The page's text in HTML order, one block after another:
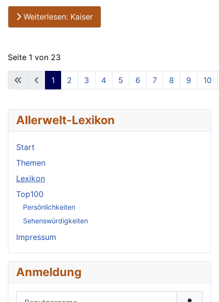
Weiterlesen: Kaiser
Seite 1 von 23
1 2 3 4 5 6 7 8 9 10
Allerwelt-Lexikon
Start
Themen
Lexikon
Top100
Persönlichkeiten
Sehenswürdigkeiten
Impressum
Anmeldung